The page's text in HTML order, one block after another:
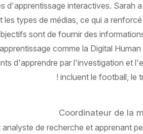
d'apprentissage interactives. Sarah
types de médias, ce qui a
sont de fournir des
comme la Digital
d'apprendre par l'investigation et
incluent le football, le
Coordinateur de la
de recherche et apprenant